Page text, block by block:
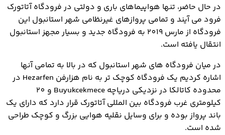
در حال حاضر، تنها هواپیماهای باری و دولتی در فرودگاه آتاتورک
فرود می آیند و تمامی پروازهای غیرنظامی شهر استانبول این
فرودگاه از مارس 2019 به فرودگاه جدید و بسیار مجهز استانبول
انتقال یافته است.
در میان فرودگاه های شهر استانبول که در بالا به تمامی آنها
اشاره کردیم یک فرودگاه کوچک تر به نام هزارفن Hezarfen در
محدوده کاتالکا در نزدیکی دریاچه Buyukcekmece و 20
کیلومتری غرب فرودگاه بین المللی آتاتورک قرار دارد که دارای یک
باند پرواز بوده و برای وسایل نقلیه هوایی بزرگ و کوچک طراحی
شده است.